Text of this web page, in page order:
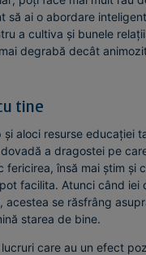
să ai o abordare
a cultiva și bunele
degrabă decât
tine
aloci resurse educației
a dragostei pe
fericirea, însă mai știm și
facilita. Atunci când iei
acestea se răsfrâng
starea de bine.
care au un efect